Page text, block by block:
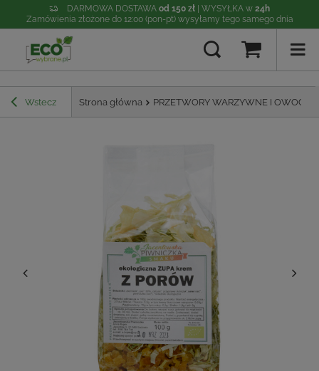
DARMOWA DOSTAWA od 150 zł | WYSYŁKA w 24h
Zamówienia złożone do 12:00 (pon-pt) wysyłamy tego samego dnia
Wstecz Strona główna PRZETWORY WARZYWNE I